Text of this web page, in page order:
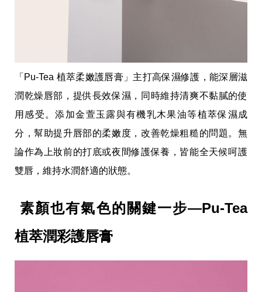
事
優
惠
人
包
購
物
於
歡
「Pu-Tea 植萃柔嫩護唇膏」主打高保濕修護，能深層滋
潤乾燥唇部，提供長效保濕，同時維持清爽不黏膩的使
用感受。添加金萱玉露與有機乳木果油等植萃保濕成
分，幫助提升唇部的柔嫩度，改善乾燥粗糙的問題。無
論作為上妝前的打底或夜間修護保養，皆能全天候呵護
雙唇，維持水潤舒適的狀態。
素顏也有氣色的關鍵一步—Pu-Tea
植萃潤彩護唇膏